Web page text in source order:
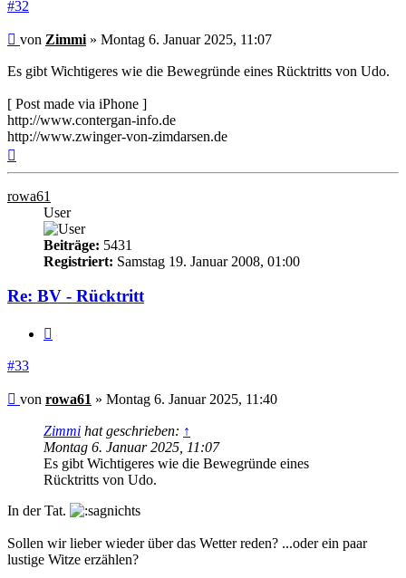
#32
Beitrag
von Zimmi » Montag 6. Januar 2025, 11:07
Es gibt Wichtigeres wie die Bewegründe eines Rücktritts von Udo.
[ Post made via iPhone ]
http://www.contergan-info.de
http://www.zwinger-von-zimdarsen.de
rowa61
User
Beiträge: 5431
Registriert: Samstag 19. Januar 2008, 01:00
Re: BV - Rücktritt
#33
Beitrag
von rowa61 » Montag 6. Januar 2025, 11:40
Zimmi hat geschrieben: ↑
Montag 6. Januar 2025, 11:07
Es gibt Wichtigeres wie die Bewegründe eines
Rücktritts von Udo.
In der Tat.
Sollen wir lieber wieder über das Wetter reden? ...oder ein paar
lustige Witze erzählen?